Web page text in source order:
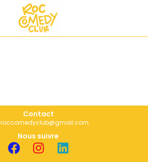
Contact
roccomedyclub@gmail.com
Nous suivre